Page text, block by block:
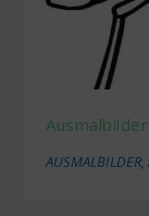
AUSMALBILDER,